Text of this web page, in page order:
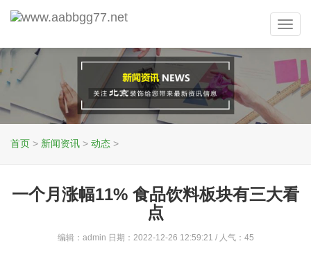
首页 > 新闻资讯 > 动态 >
一个月涨幅11% 食品饮料板块有三大看
点
编辑：admin 日期：2022-12-26 12:59:21 / 人气： 45